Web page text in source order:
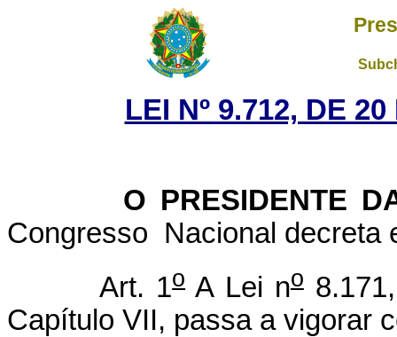
LEI Nº 9.712, DE
O PRESIDENTE DA
Congresso Nacional
Art. 1oA Lei no
Capítulo VII, passa a vigorar